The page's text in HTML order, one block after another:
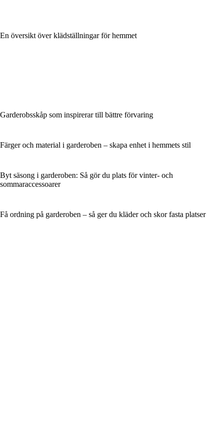
En översikt över klädställningar för hemmet
Garderobsskåp som inspirerar till bättre förvaring
Färger och material i garderoben – skapa enhet i hemmets stil
Byt säsong i garderoben: Så gör du plats för vinter- och
sommaraccessoarer
Få ordning på garderoben – så ger du kläder och skor fasta platser